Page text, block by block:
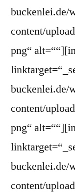
buckenlei.de/
content/
png“
buckenlei.de/
content/
png“
buckenlei.de/
content/